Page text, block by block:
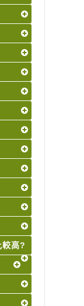
較高?